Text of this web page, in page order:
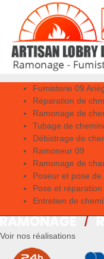
Fumisterie 09
Réparation de
Ramonage de
Tubage de
Débistrage de
Ramoneur 09
Ramonage de
Poseur et pose
Pose et
Entretien de
Voir nos réalisations